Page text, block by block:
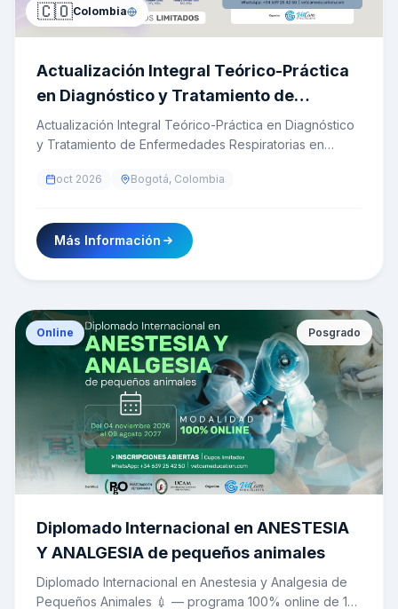
🇨🇴Colombia
Actualización Integral Teórico-Práctica
en Diagnóstico y Tratamiento de
Enfermedades Respiratorias en Perros y
Gatos
Actualización Integral Teórico-Práctica en Diagnóstico
y Tratamiento de Enfermedades Respiratorias en
talleres prácticos (diagnóstico por imagen, endoscopía
urgencia) con un seminario teórico de actualización
clínica, dictado por 5 especialistas internacionales 🇪🇸
🇨🇱🇨🇴. 📅 Del 27 al 30 de octubre de 2025 en
Bogotá, Colombia. Cupos limitado
oct 2026 Bogotá, Colombia
Más Información
Online Posgrado
Diplomado Internacional en ANESTESIA
Y ANALGESIA de pequeños animales
Diplomado Internacional en Anestesia y Analgesia de
Pequeños Animales 💉 — programa 100% online de 13